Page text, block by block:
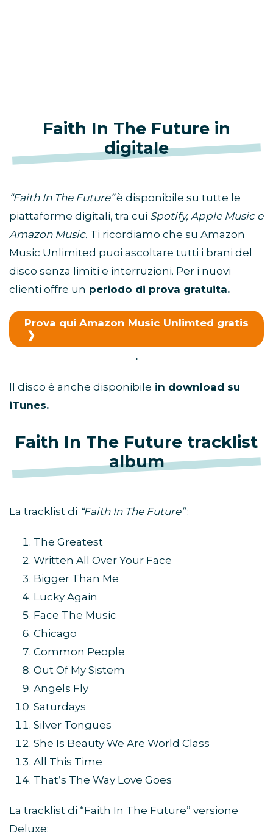
Faith In The Future in
digitale
“Faith In The Future”è disponibile su tutte le
piattaforme digitali, tra cui Spotify, Apple Music e
Amazon Music. Ti ricordiamo che su Amazon
Music Unlimited puoi ascoltare tutti i brani del
disco senza limiti e interruzioni. Per i nuovi
clienti offre un periodo di prova gratuita.
Prova qui Amazon Music Unlimted gratis
.
Il disco è anche disponibile in download su
iTunes.
Faith In The Future tracklist
album
La tracklist di “Faith In The Future”:
The Greatest
Written All Over Your Face
Bigger Than Me
Lucky Again
Face The Music
Chicago
Common People
Out Of My Sistem
Angels Fly
Saturdays
Silver Tongues
She Is Beauty We Are World Class
All This Time
That’s The Way Love Goes
La tracklist di “Faith In The Future” versione
Deluxe: